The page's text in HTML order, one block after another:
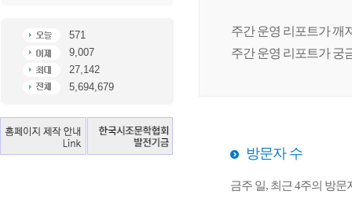
571
9,007
27,142
5,694,679
주간 운영 리포트가 깨
주간 운영 리포트가 궁
방문자 수
금주 일, 최근 4주의 방문